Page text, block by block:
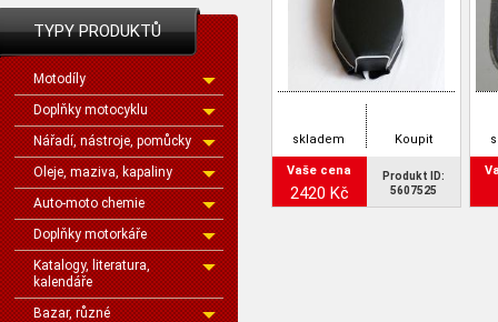
TYPY PRODUKTŮ
Motodíly
Doplňky motocyklu
Nářadí, nástroje, pomůcky
Oleje, maziva, kapaliny
Auto-moto chemie
Doplňky motorkáře
Katalogy, literatura,
kalendáře
Bazar, různé
skladem Koupit
Vaše cena
2420 Kč
Produkt ID:
5607525